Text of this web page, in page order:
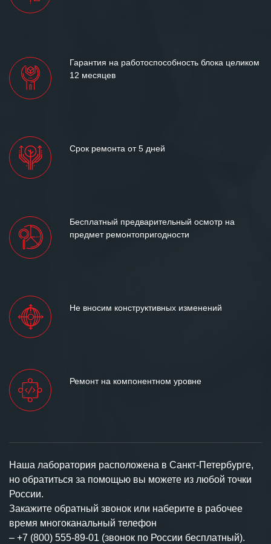
Гарантия на работоспособность блока целиком
12 месяцев
Срок ремонта от 5 дней
Бесплатный предварительный осмотр на
предмет ремонтопригодности
Не вносим конструктивных изменений
Ремонт на компонентном уровне
Наша лаборатория расположена в Санкт-Петербурге,
но обратиться за помощью вы можете из любой точки
России.
Закажите обратный звонок или наберите в рабочее
время многоканальный телефон
– +7 (800) 555-89-01 (звонок по России бесплатный).